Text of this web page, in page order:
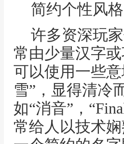
简约个性风
许多资深玩
常由少量汉字
可以使用一些
雪”，显得清冷
如“消音”，
常给人以技术